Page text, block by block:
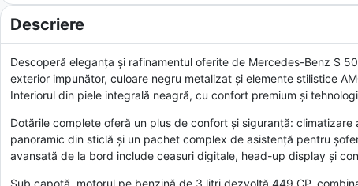
Descriere
Descoperă eleganța și rafinamentul oferite de Mercedes-Benz S
exterior impunător, culoare negru metalizat și elemente stilistice
Interiorul din piele integrală neagră, cu confort premium și
Dotările complete oferă un plus de confort și siguranță:
panoramic din sticlă și un pachet complex de asistență pentru
avansată de la bord include ceasuri digitale, head-up display și